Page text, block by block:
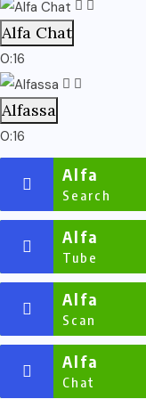
Alfa Chat
0:16
Alfassa
0:16
Alfa
Search
Alfa
Tube
Alfa
Scan
Alfa
Chat